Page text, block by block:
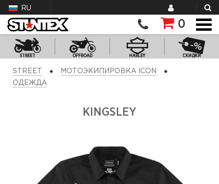
RU
0
STREET OFFROAD HARLEY СКИДКИ
STREET
МОТОЭКИПИРОВКА ICON
ОДЕЖДА
KINGSLEY